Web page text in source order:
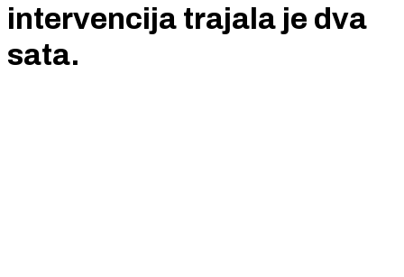
intervencija trajala je dva
sata.